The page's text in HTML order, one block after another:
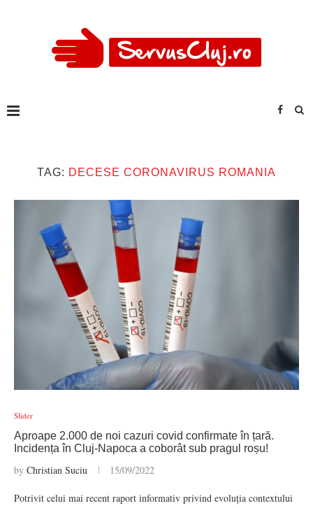
TAG: DECESE CORONAVIRUS ROMANIA
Slider
Aproape 2.000 de noi cazuri covid confirmate în țară.
Incidența în Cluj-Napoca a coborât sub pragul roșu!
by Christian Suciu 15/09/2022
Potrivit celui mai recent raport informativ privind evoluția contextului